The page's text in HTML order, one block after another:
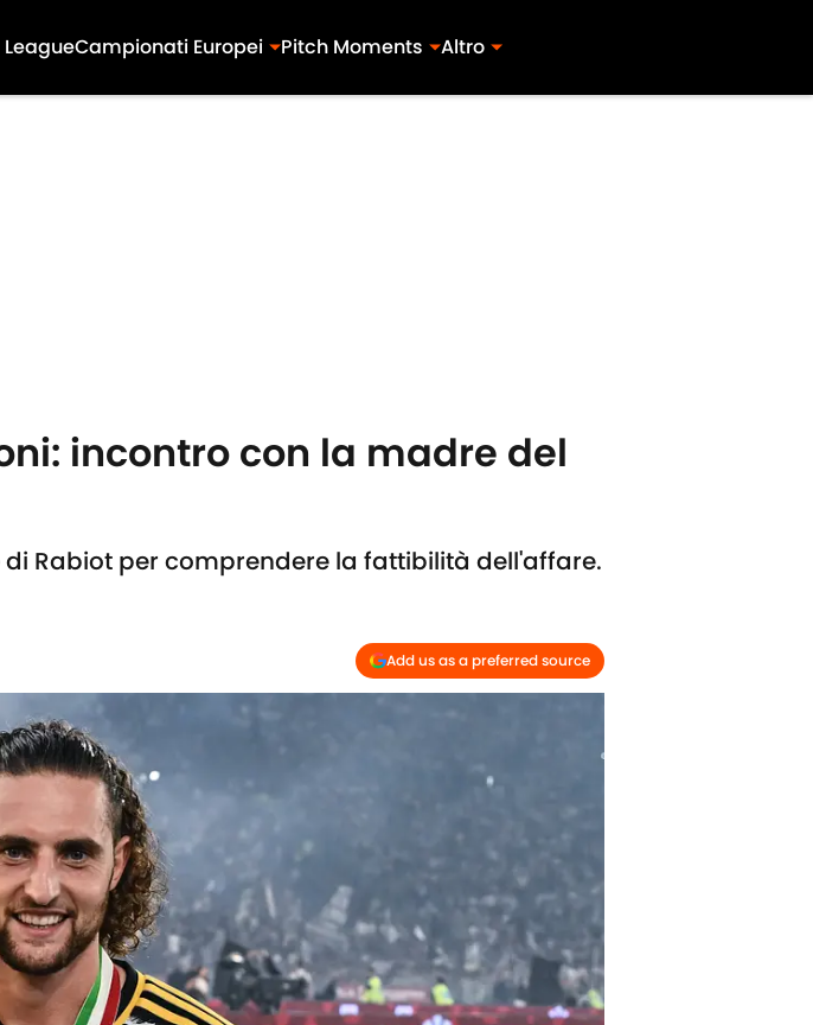
Campionati Europei Pitch Moments Altro
incontro con la madre del
Rabiot per comprendere la fattibilità dell'affare.
Add us as a preferred source